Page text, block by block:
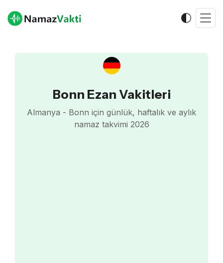
Bonn Ezan Vakitleri
Almanya - Bonn için günlük, haftalık ve aylık
namaz takvimi 2026